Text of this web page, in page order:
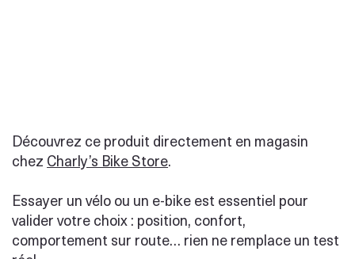
Découvrez ce produit directement en magasin
chez Charly’s Bike Store.
Essayer un vélo ou un e-bike est essentiel pour
valider votre choix : position, confort,
comportement sur route… rien ne remplace un test